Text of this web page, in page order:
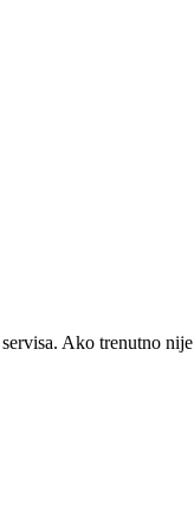
Ako trenutno